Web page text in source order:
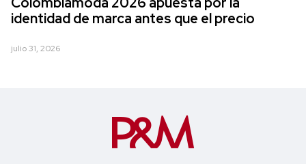
identidad de marca antes que el precio
julio 31, 2026